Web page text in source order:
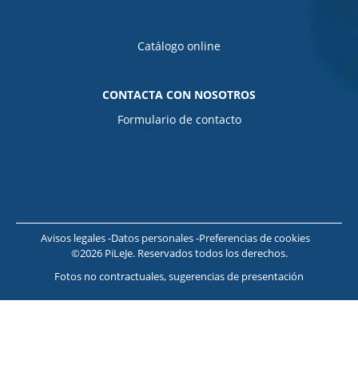
Catálogo online
CONTACTA CON NOSOTROS
Formulario de contacto
Avisos legales Datos personales Preferencias de cookies
©2026 PiLeJe. Reservados todos los derechos.
Fotos no contractuales, sugerencias de presentación